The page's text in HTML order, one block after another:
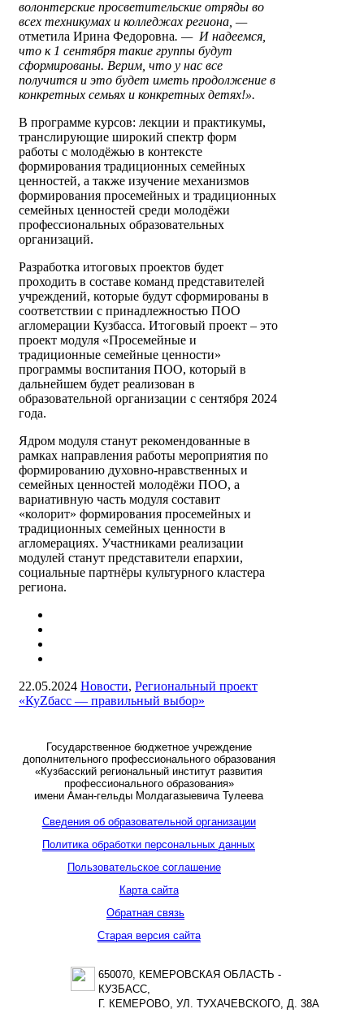
волонтерские просветительские отряды во
всех техникумах и колледжах региона, —
отметила Ирина Федоровна. — И надеемся,
что к 1 сентября такие группы будут
сформированы. Верим, что у нас все
получится и это будет иметь продолжение в
конкретных семьях и конкретных детях!».
В программе курсов: лекции и практикумы,
транслирующие широкий спектр форм
работы с молодёжью в контексте
формирования традиционных семейных
ценностей, а также изучение механизмов
формирования просемейных и традиционных
семейных ценностей среди молодёжи
профессиональных образовательных
организаций.
Разработка итоговых проектов будет
проходить в составе команд представителей
учреждений, которые будут сформированы в
соответствии с принадлежностью ПОО
агломерации Кузбасса. Итоговый проект – это
проект модуля «Просемейные и
традиционные семейные ценности»
программы воспитания ПОО, который в
дальнейшем будет реализован в
образовательной организации с сентября 2024
года.
Ядром модуля станут рекомендованные в
рамках направления работы мероприятия по
формированию духовно-нравственных и
семейных ценностей молодёжи ПОО, а
вариативную часть модуля составит
«колорит» формирования просемейных и
традиционных семейных ценности в
агломерациях. Участниками реализации
модулей станут представители епархии,
социальные партнёры культурного кластера
региона.
22.05.2024 Новости, Региональный проект
«КуZбасс — правильный выбор»
Государственное бюджетное учреждение
дополнительного профессионального образования
«Кузбасский региональный институт развития
профессионального образования»
имени Аман-гельды Молдагазыевича Тулеева
Сведения об образовательной организации
Политика обработки персональных данных
Пользовательское соглашение
Карта сайта
Обратная связь
Старая версия сайта
650070, КЕМЕРОВСКАЯ ОБЛАСТЬ -
КУЗБАСС,
Г. КЕМЕРОВО, УЛ. ТУХАЧЕВСКОГО, Д. 38А